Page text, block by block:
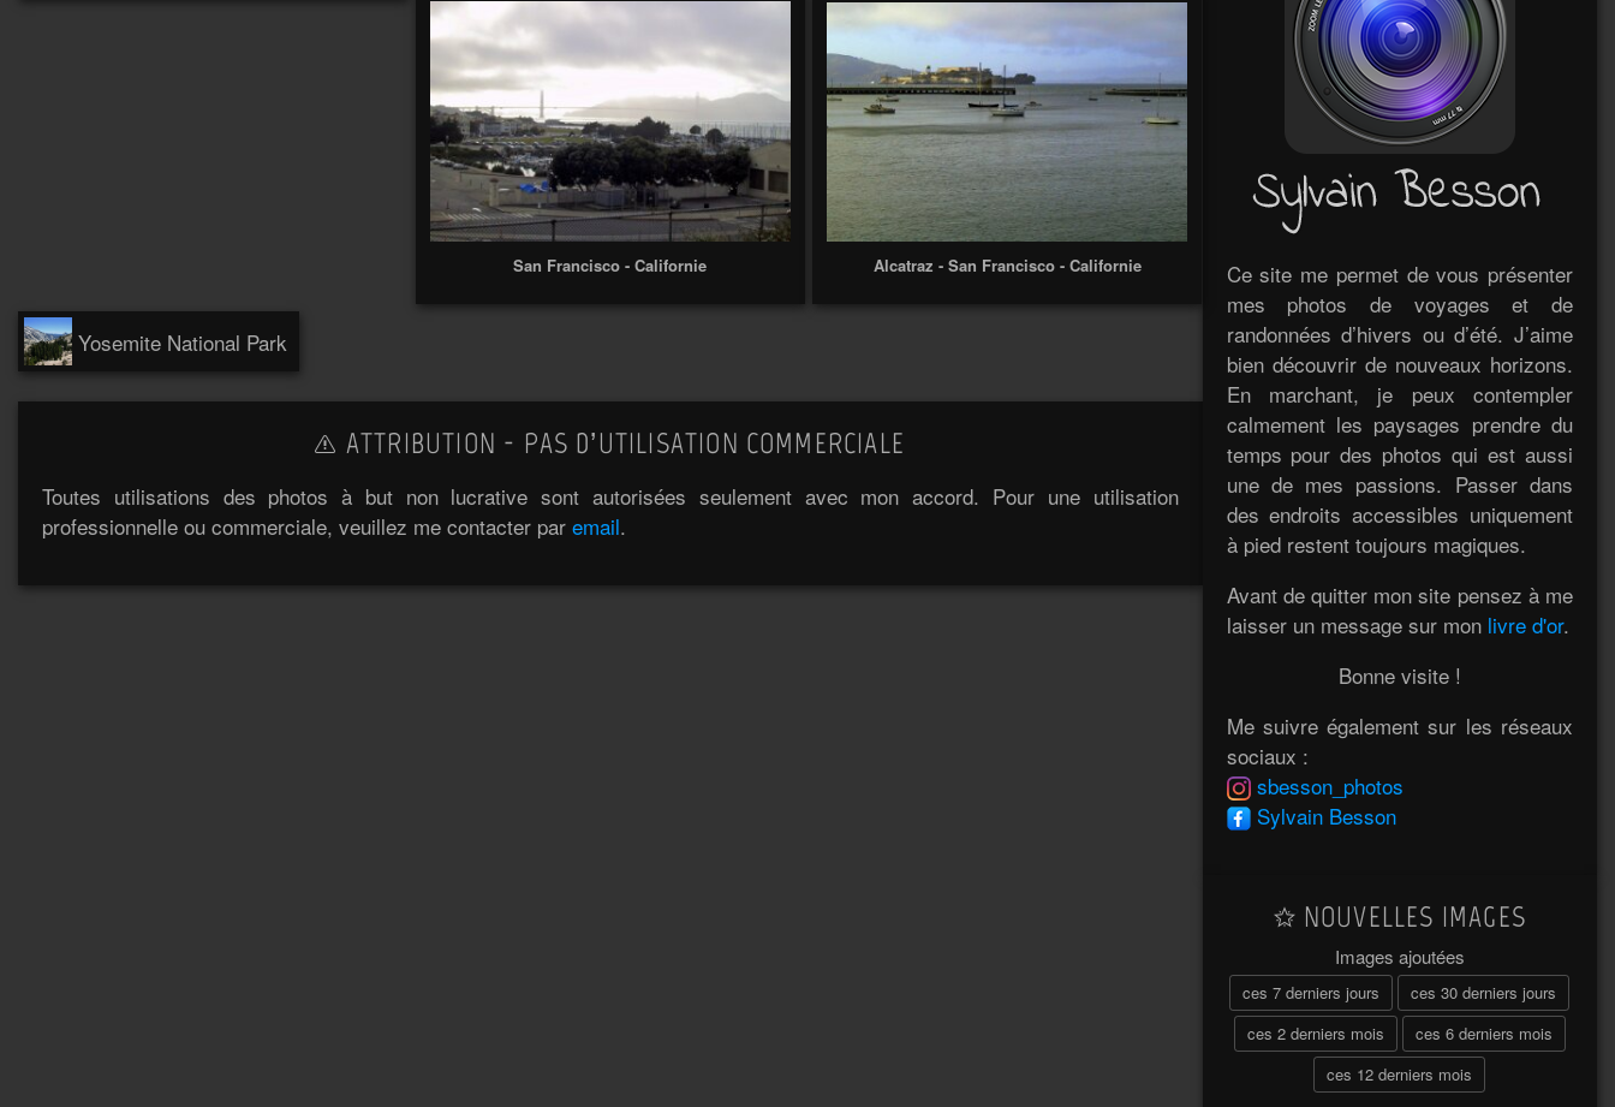
San Francisco - Californie Alcatraz - San Francisco - Californie
Yosemite National Park
ATTRIBUTION - PAS D’UTILISATION COMMERCIALE
Toutes utilisations des photos à but non lucrative sont autorisées seulement avec mon accord. Pour une utilisation
professionnelle ou commerciale, veuillez me contacter par email.
Ce site me permet de vous présenter
mes photos de voyages et de
randonnées d’hivers ou d’été. J’aime
bien découvrir de nouveaux horizons.
En marchant, je peux contempler
calmement les paysages prendre du
temps pour des photos qui est aussi
une de mes passions. Passer dans
des endroits accessibles uniquement
à pied restent toujours magiques.
Avant de quitter mon site pensez à me
laisser un message sur mon livre d'or.
Bonne visite !
Me suivre également sur les réseaux
sociaux :
sbesson_photos
Sylvain Besson
NOUVELLES IMAGES
Images ajoutées
ces 7 derniers jours
ces 30 derniers jours
ces 2 derniers mois
ces 6 derniers mois
ces 12 derniers mois